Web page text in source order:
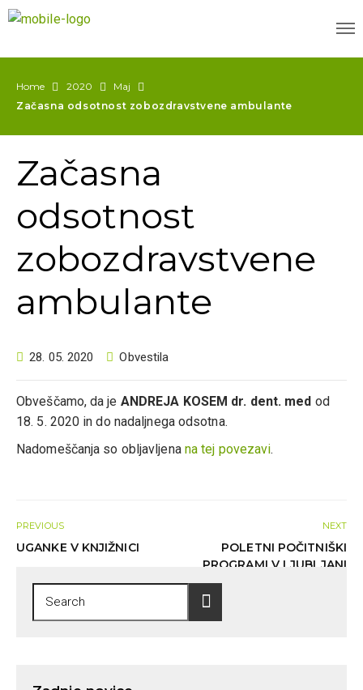
Home 2020
Maj
Začasna odsotnost zobozdravstvene ambulante
Začasna
odsotnost
zobozdravstvene
ambulante
28. 05. 2020 Obvestila
Obveščamo, da je ANDREJA KOSEM dr. dent. med od
18. 5. 2020 in do nadaljnega odsotna.
Nadomeščanja so obljavljena na tej povezavi.
PREVIOUS
UGANKE V KNJIŽNICI
NEXT
POLETNI POČITNIŠKI
PROGRAMI V LJUBLJANI